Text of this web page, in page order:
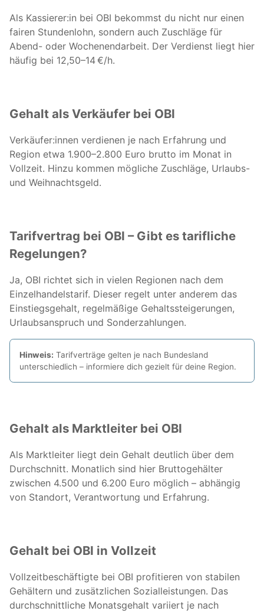
Als Kassierer:in bei OBI bekommst du nicht nur einen
fairen Stundenlohn, sondern auch Zuschläge für
Abend- oder Wochenendarbeit. Der Verdienst liegt hier
häufig bei 12,50–14 €/h.
Gehalt als Verkäufer bei OBI
Verkäufer:innen verdienen je nach Erfahrung und
Region etwa 1.900–2.800 Euro brutto im Monat in
Vollzeit. Hinzu kommen mögliche Zuschläge, Urlaubs-
und Weihnachtsgeld.
Tarifvertrag bei OBI – Gibt es tarifliche
Regelungen?
Ja, OBI richtet sich in vielen Regionen nach dem
Einzelhandelstarif. Dieser regelt unter anderem das
Einstiegsgehalt, regelmäßige Gehaltssteigerungen,
Urlaubsanspruch und Sonderzahlungen.
Hinweis: Tarifverträge gelten je nach Bundesland
unterschiedlich – informiere dich gezielt für deine Region.
Gehalt als Marktleiter bei OBI
Als Marktleiter liegt dein Gehalt deutlich über dem
Durchschnitt. Monatlich sind hier Bruttogehälter
zwischen 4.500 und 6.200 Euro möglich – abhängig
von Standort, Verantwortung und Erfahrung.
Gehalt bei OBI in Vollzeit
Vollzeitbeschäftigte bei OBI profitieren von stabilen
Gehältern und zusätzlichen Sozialleistungen. Das
durchschnittliche Monatsgehalt variiert je nach